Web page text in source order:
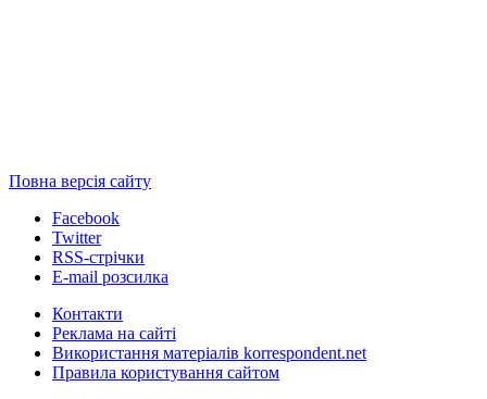
Повна версія сайту
Facebook
Twitter
RSS-стрічки
E-mail розсилка
Контакти
Реклама на сайті
Використання матеріалів korrespondent.net
Правила користування сайтом